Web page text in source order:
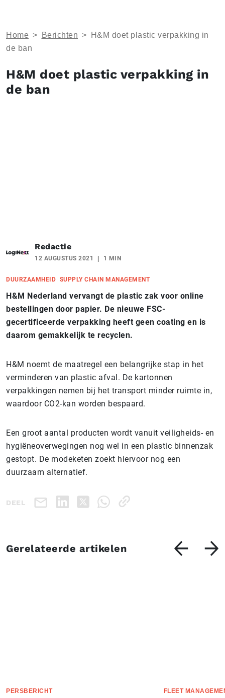
Home > Berichten >
H&M doet plastic verpakking in
de ban
H&M doet plastic verpakking in
de ban
Redactie
12 AUGUSTUS 2021 1 MIN
DUURZAAMHEID SUPPLY CHAIN MANAGEMENT
H&M Nederland vervangt de plastic zak voor online
bestellingen door papier. De nieuwe FSC-
gecertificeerde verpakking heeft geen coating en is
daarom gemakkelijk te recyclen.
H&M noemt de maatregel een belangrijke stap in het
verminderen van plastic afval. De kartonnen
verpakkingen nemen bij het transport minder ruimte in,
waardoor CO2-kan worden bespaard.
Een groot aantal producten wordt vanuit veiligheids- en
hygiëneoverwegingen nog wel in een plastic binnenzak
gestopt. De modeketen zoekt hiervoor nog een
duurzaam alternatief.
DEEL
Gerelateerde artikelen
PERSBERICHT FLEET